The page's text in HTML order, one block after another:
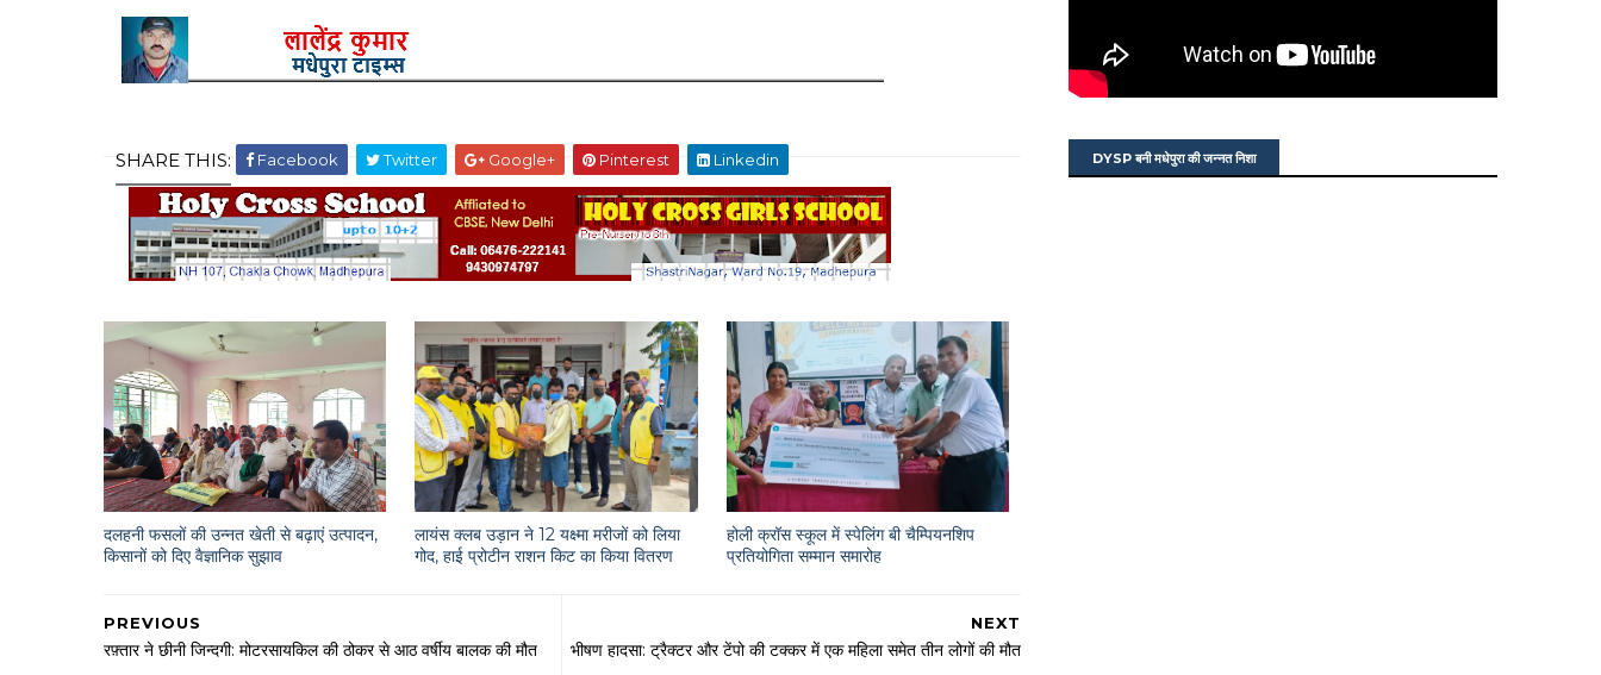
SHARE THIS: Facebook Twitter Google+ Pinterest Linkedin
दलहनी फसलों की उन्नत खेती से बढ़ाएं उत्पादन,
किसानों को दिए वैज्ञानिक सुझाव
लायंस क्लब उड़ान ने 12 यक्ष्मा मरीजों को लिया
गोद, हाई प्रोटीन राशन किट का किया वितरण
होली क्रॉस स्कूल में स्पेलिंग बी चैम्पियनशिप
प्रतियोगिता सम्मान समारोह
NEXT
भीषण हादसा: ट्रैक्टर और टेंपो की टक्कर में एक महिला समेत तीन लोगों की मौत
PREVIOUS
रफ़्तार ने छीनी जिन्दगी: मोटरसायकिल की ठोकर से आठ वर्षीय बालक की मौत
DYSP बनी मधेपुरा की जन्नत निशा